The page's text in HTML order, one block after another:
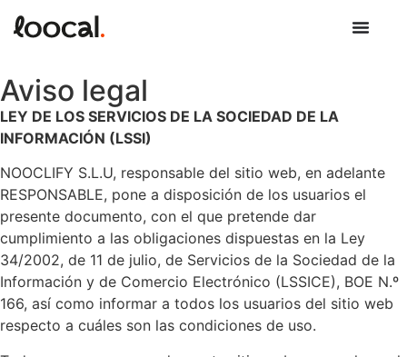
Aviso legal
LEY DE LOS SERVICIOS DE LA SOCIEDAD DE LA
INFORMACIÓN (LSSI)
NOOCLIFY S.L.U, responsable del sitio web, en adelante
RESPONSABLE, pone a disposición de los usuarios el
presente documento, con el que pretende dar
cumplimiento a las obligaciones dispuestas en la Ley
34/2002, de 11 de julio, de Servicios de la Sociedad de la
Información y de Comercio Electrónico (LSSICE), BOE N.º
166, así como informar a todos los usuarios del sitio web
respecto a cuáles son las condiciones de uso.